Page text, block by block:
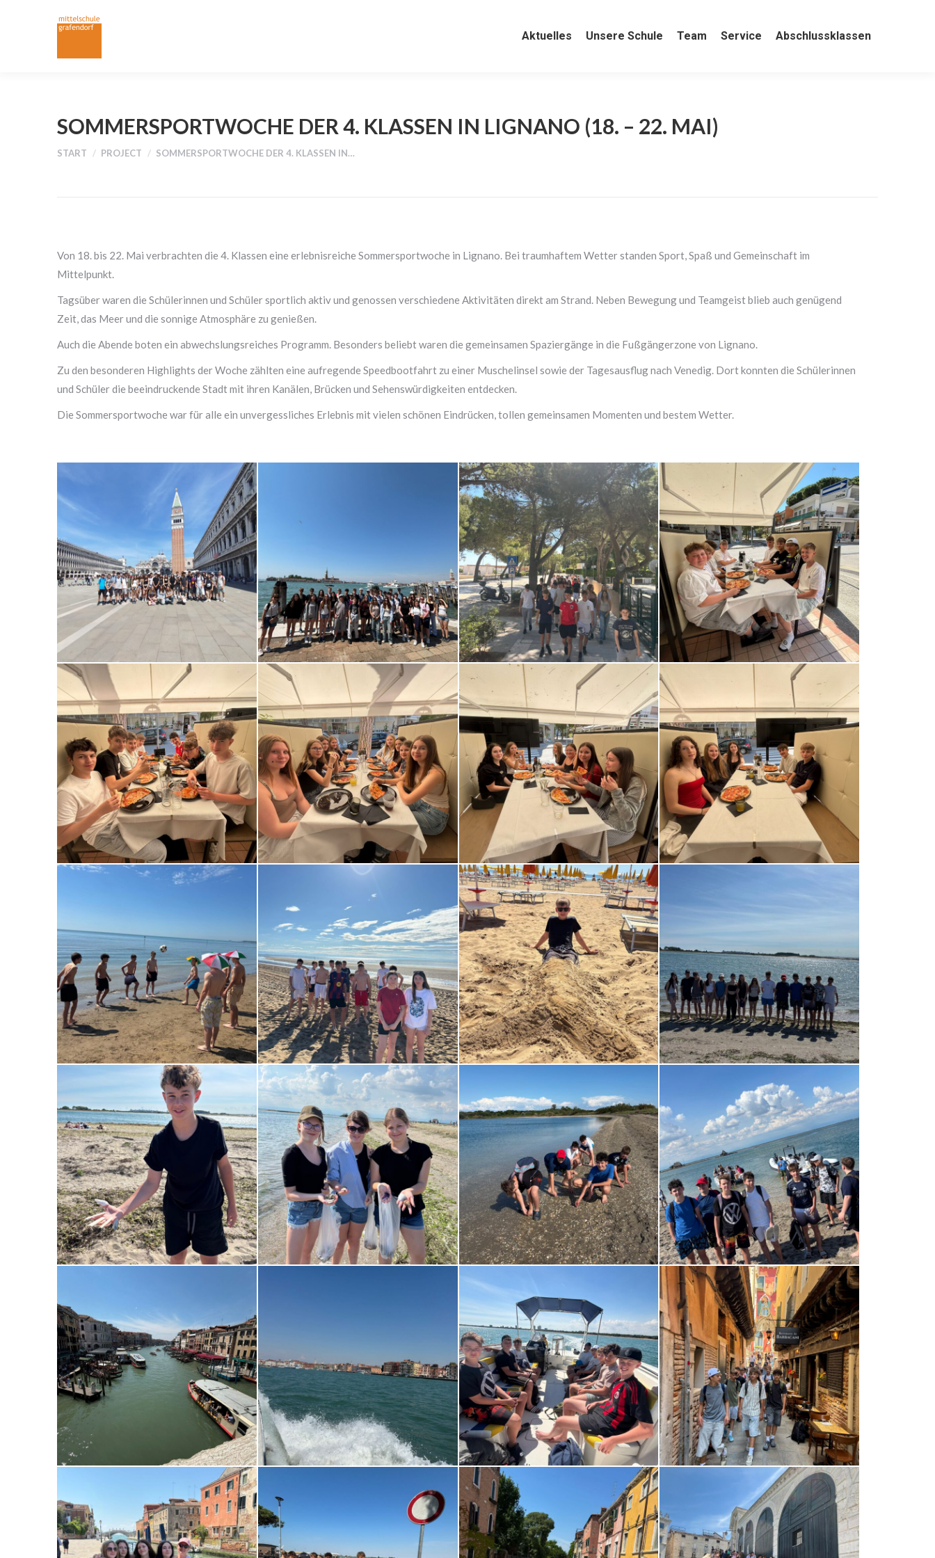
Aktuelles Unsere Schule Team Service Abschlussklassen
SOMMERSPORTWOCHE DER 4. KLASSEN IN LIGNANO (18. – 22. MAI)
Sie befinden sich hier:
START PROJECT SOMMERSPORTWOCHE DER 4. KLASSEN IN…
Von 18. bis 22. Mai verbrachten die 4. Klassen eine erlebnisreiche Sommersportwoche in Lignano. Bei traumhaftem Wetter standen Sport, Spaß und Gemeinschaft im
Mittelpunkt.
Tagsüber waren die Schülerinnen und Schüler sportlich aktiv und genossen verschiedene Aktivitäten direkt am Strand. Neben Bewegung und Teamgeist blieb auch genügend
Zeit, das Meer und die sonnige Atmosphäre zu genießen.
Auch die Abende boten ein abwechslungsreiches Programm. Besonders beliebt waren die gemeinsamen Spaziergänge in die Fußgängerzone von Lignano.
Zu den besonderen Highlights der Woche zählten eine aufregende Speedbootfahrt zu einer Muschelinsel sowie der Tagesausflug nach Venedig. Dort konnten die Schülerinnen
und Schüler die beeindruckende Stadt mit ihren Kanälen, Brücken und Sehenswürdigkeiten entdecken.
Die Sommersportwoche war für alle ein unvergessliches Erlebnis mit vielen schönen Eindrücken, tollen gemeinsamen Momenten und bestem Wetter.
Aktuelles Unsere Schule Team Service Abschlussklassen